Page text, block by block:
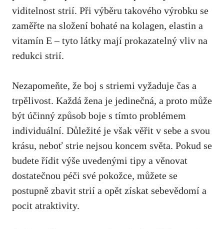
viditelnost strií.​ Při výběru takového výrobku se
zaměřte na ​složení​ bohaté na⁢ kolagen, ​elastin‌ a
vitamín E – tyto látky ​mají prokazatelný‌ vliv na
redukci strií.
Nezapomeňte, že boj s striemi vyžaduje čas a
trpělivost. ‌Každá žena je‍ jedinečná, a proto může
být účinný způsob boje s tímto problémem
individuální. Důležité je však věřit v sebe‌ a svou
krásu,‍ neboť ⁤strie nejsou koncem světa. Pokud ‌se
budete⁢ řídit výše uvedenými tipy a⁣ věnovat
dostatečnou péči své pokožce, můžete se
postupně⁢ zbavit ‍strií a opět získat sebevědomí a
pocit atraktivity.